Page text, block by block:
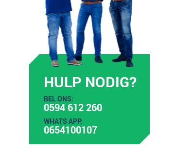
HULP NODIG?
BEL ONS:
0594 612 260
WHATS APP:
0654100107